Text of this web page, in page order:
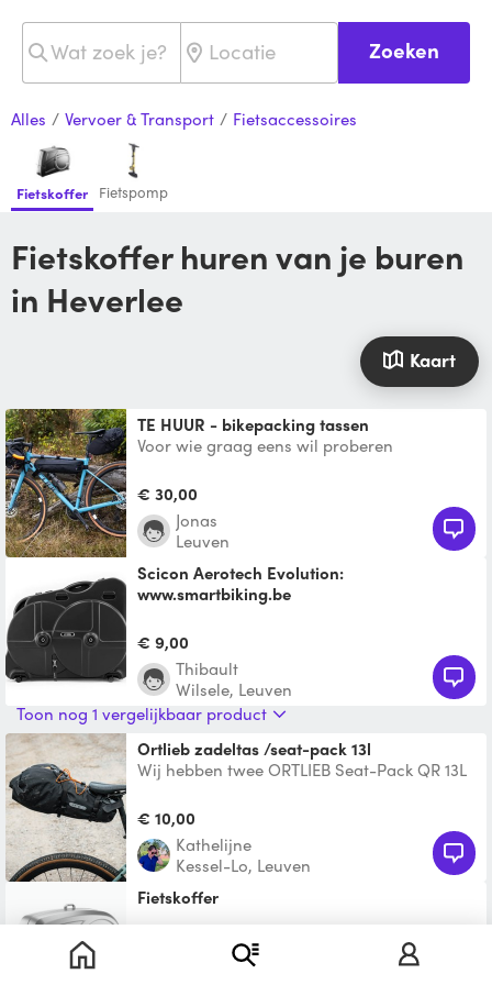
Zoeken
Alles / Vervoer & Transport / Fietsaccessoires
Fietskoffer Fietspomp
Fietskoffer huren van je buren
in Heverlee
Kaart
TE HUUR - bikepacking tassen
Voor wie graag eens wil proberen
te investeren stel ik m
€ 30,00
Jonas
Leuven
Scicon Aerotech Evolution:
www.smartbiking.be
reisgenoot & geschikt voor race-, triathlon-,
& cyclofietsen te v
€ 9,00
Thibault
Wilsele, Leuven
Toon nog 1 vergelijkbaar product
Ortlieb zadeltas /seat-pack 13l
Wij hebben twee ORTLIEB Seat-Pack QR 13L
bikepacken met je
€ 10,00
Kathelijne
Kessel-Lo, Leuven
fietskoffer